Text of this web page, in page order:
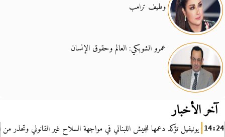
وطيف ترامب
عمرو الشوبكي: العالم وحقوق الإنسان
آخر الأخبار
14:24 يونيفيل تؤكد دعمها للجيش اللبناني في مواجهة السلاح غير القانوني وتحذر من